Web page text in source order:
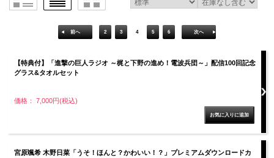
前へ 2 3 4 5 6 次へ
【特典付】「進撃の巨人ラジオ ～梶と下野の進め！電波兵団～」配信100回記念
グラス&タオルセット
価格： 7,000円(税込)
宮原颯希 木野日菜「うそ！ほんと？かわいい！？」プレミアムダウンロードカ